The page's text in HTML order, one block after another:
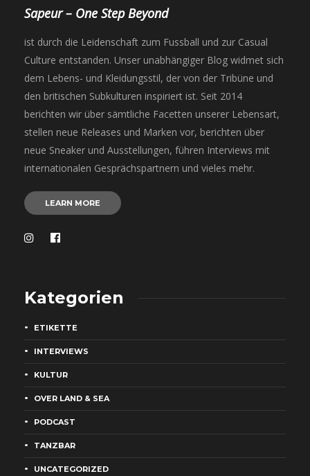
Sapeur – One Step Beyond
ist durch die Leidenschaft zum Fussball und zur Casual
Culture entstanden. Unser unabhängiger Blog widmet sich
dem Lebens- und Kleidungsstil, der von der Tribüne und
den britischen Subkulturen inspiriert ist. Seit 2014
berichten wir über sämtliche Facetten unserer Lebensart,
stellen neue Releases und Marken vor, berichten über
neue Sneaker und Ausstellungen, führen Interviews mit
internationalen Gesprächspartnern und vieles mehr.
LEARN MORE
Kategorien
ETIKETTE
INTERVIEWS
KULTUR
OVER LAND & SEA
PODCAST
TANZBAR
UNCATEGORIZED